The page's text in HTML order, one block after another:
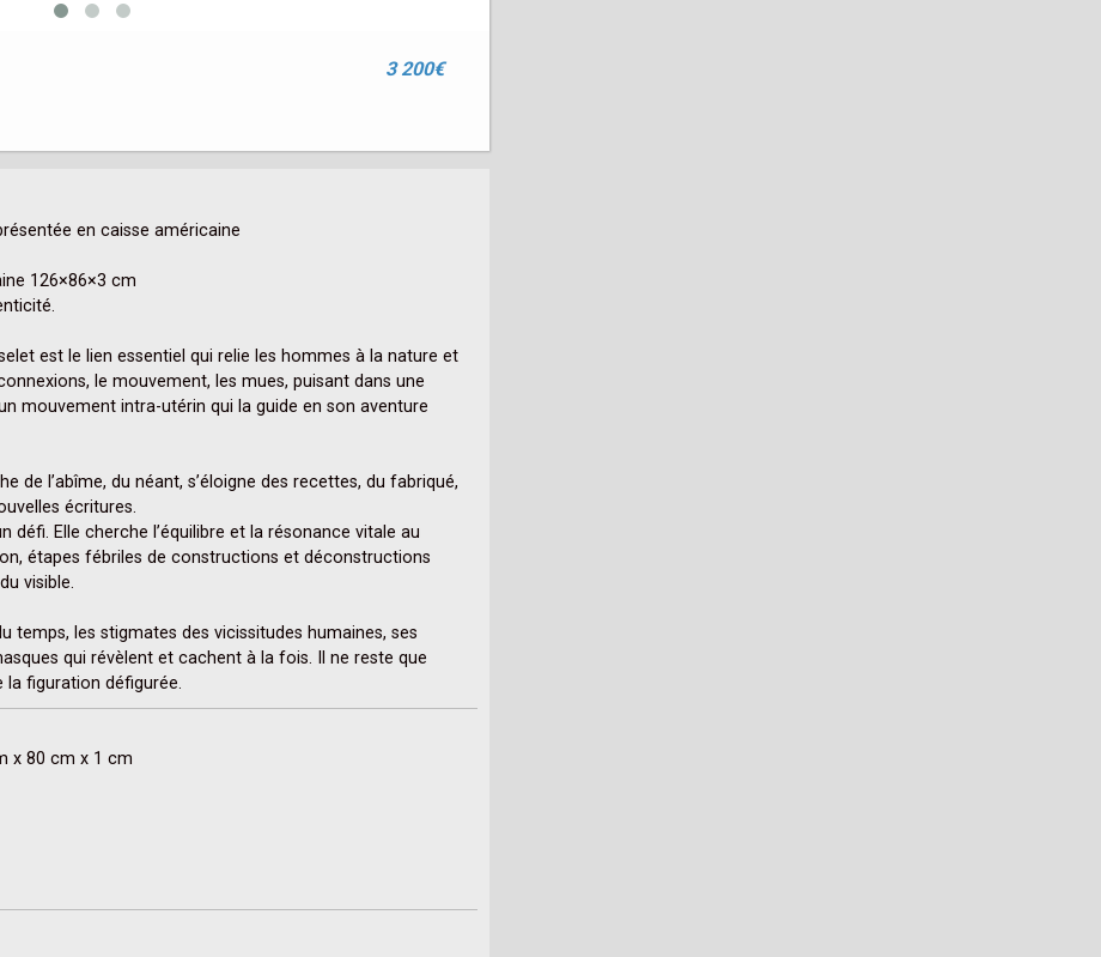
3 200€
en caisse américaine
126×86×3 cm
est le lien essentiel qui relie les hommes à la nature et
le mouvement, les mues, puisant dans une
mouvement intra-utérin qui la guide en son aventure
de l’abîme, du néant, s’éloigne des recettes, du fabriqué,
écritures.
défi. Elle cherche l’équilibre et la résonance vitale au
étapes fébriles de constructions et déconstructions
visible.
temps, les stigmates des vicissitudes humaines, ses
qui révèlent et cachent à la fois. Il ne reste que
la figuration défigurée.
x 80 cm x 1 cm